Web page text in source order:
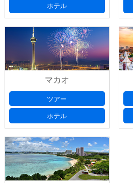
ご希望宿泊ホテル(必須)
旅行日数、延泊希望等のご
ら、ご記入ください。
ご希望フライト(必須)
ご希望宿泊ホテル
お申込み代表者情報
お名前(必須)
ホテル
マカオ
ツアー
ホテル